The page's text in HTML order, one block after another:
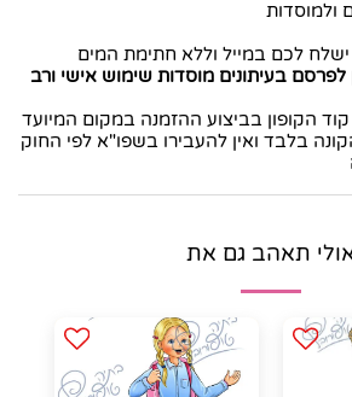
ולמוסדות
לכם במייל וללא חתימת המים
לפרסם בעיתונים מוסדות שימוש אישי ורב
קוד הקופון בביצוע ההזמנה במקום המיועד
בלבד ואין להעבירו בשפו"א לפי החוק
תאהב גם את